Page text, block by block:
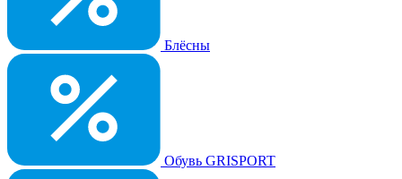
Блёсны
Обувь GRISPORT